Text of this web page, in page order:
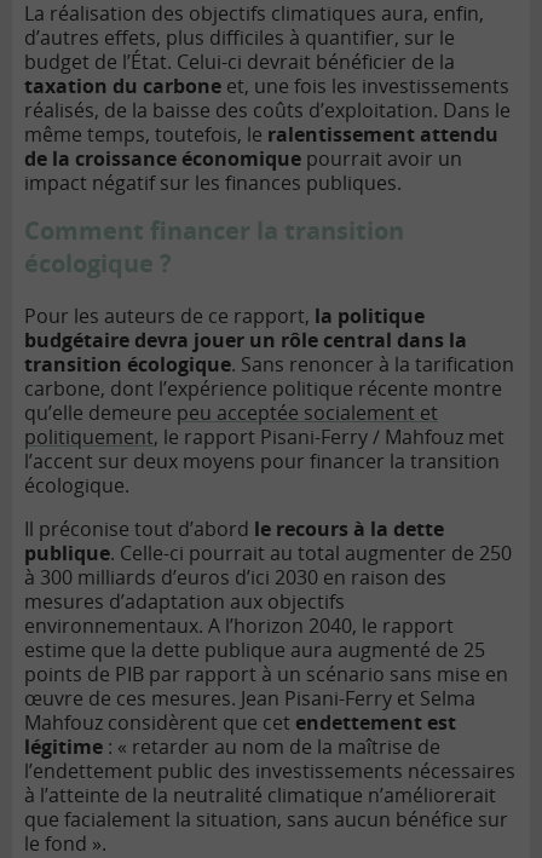
La réalisation des objectifs climatiques aura, enfin,
d’autres effets, plus difficiles à quantifier, sur le
budget de l’État. Celui-ci devrait bénéficier de la
taxation du carbone et, une fois les investissements
réalisés, de la baisse des coûts d’exploitation. Dans le
même temps, toutefois, le ralentissement attendu
de la croissance économique pourrait avoir un
impact négatif sur les finances publiques.
Comment financer la transition
écologique ?
Pour les auteurs de ce rapport, la politique
budgétaire devra jouer un rôle central dans la
transition écologique. Sans renoncer à la tarification
carbone, dont l’expérience politique récente montre
qu’elle demeure peu acceptée socialement et
politiquement, le rapport Pisani-Ferry / Mahfouz met
l’accent sur deux moyens pour financer la transition
écologique.
Il préconise tout d’abord le recours à la dette
publique. Celle-ci pourrait au total augmenter de 250
à 300 milliards d’euros d’ici 2030 en raison des
mesures d’adaptation aux objectifs
environnementaux. A l’horizon 2040, le rapport
estime que la dette publique aura augmenté de 25
points de PIB par rapport à un scénario sans mise en
œuvre de ces mesures. Jean Pisani-Ferry et Selma
Mahfouz considèrent que cet endettement est
légitime : « retarder au nom de la maîtrise de
l’endettement public des investissements nécessaires
à l’atteinte de la neutralité climatique n’améliorerait
que facialement la situation, sans aucun bénéfice sur
le fond ».